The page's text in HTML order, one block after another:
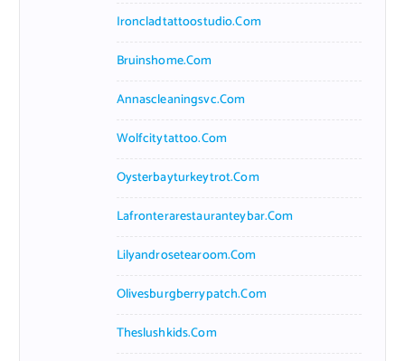
Ironcladtattoostudio.com
Bruinshome.com
Annascleaningsvc.com
Wolfcitytattoo.com
Oysterbayturkeytrot.com
Lafronterarestauranteybar.com
Lilyandrosetearoom.com
Olivesburgberrypatch.com
Theslushkids.com